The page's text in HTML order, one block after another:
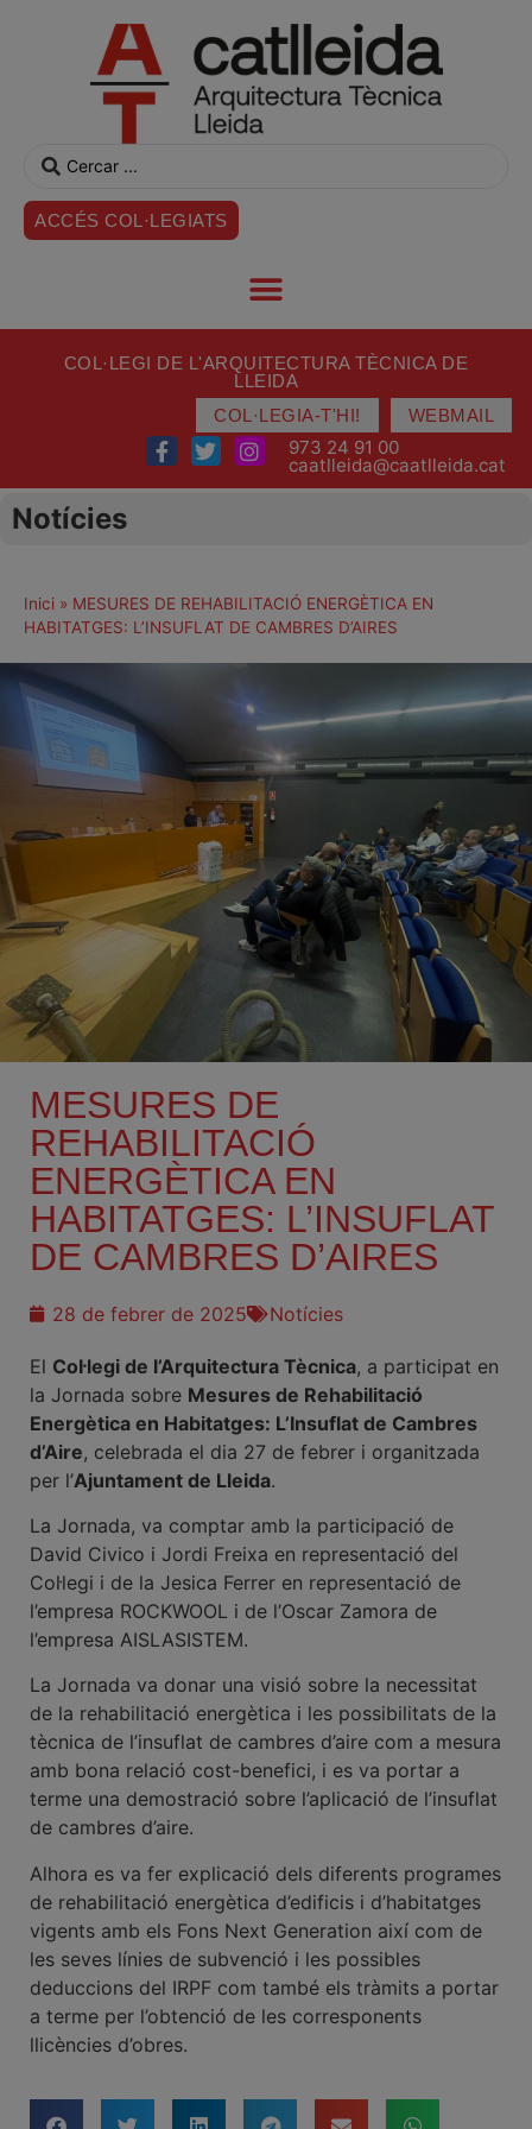
ACCÉS COL·LEGIATS
COL·LEGI DE L'ARQUITECTURA TÈCNICA DE
LLEIDA
COL·LEGIA-T'HI!
WEBMAIL
973 24 91 00
caatlleida@caatlleida.cat
Notícies
Inici » MESURES DE REHABILITACIÓ ENERGÈTICA EN
HABITATGES: L’INSUFLAT DE CAMBRES D’AIRES
MESURES DE
REHABILITACIÓ
ENERGÈTICA EN
HABITATGES: L’INSUFLAT
DE CAMBRES D’AIRES
28 de febrer de 2025 Notícies
El Col·legi de l’Arquitectura Tècnica, a participat en
la Jornada sobre Mesures de Rehabilitació
Energètica en Habitatges: L’Insuflat de Cambres
d’Aire, celebrada el dia 27 de febrer i organitzada
per l’Ajuntament de Lleida.
La Jornada, va comptar amb la participació de
David Civico i Jordi Freixa en representació del
Col·legi i de la Jesica Ferrer en representació de
l’empresa ROCKWOOL i de l’Oscar Zamora de
l’empresa AISLASISTEM.
La Jornada va donar una visió sobre la necessitat
de la rehabilitació energètica i les possibilitats de la
tècnica de l’insuflat de cambres d’aire com a mesura
amb bona relació cost-benefici, i es va portar a
terme una demostració sobre l’aplicació de l’insuflat
de cambres d’aire.
Alhora es va fer explicació dels diferents programes
de rehabilitació energètica d’edificis i d’habitatges
vigents amb els Fons Next Generation així com de
les seves línies de subvenció i les possibles
deduccions del IRPF com també els tràmits a portar
a terme per l’obtenció de les corresponents
llicències d’obres.